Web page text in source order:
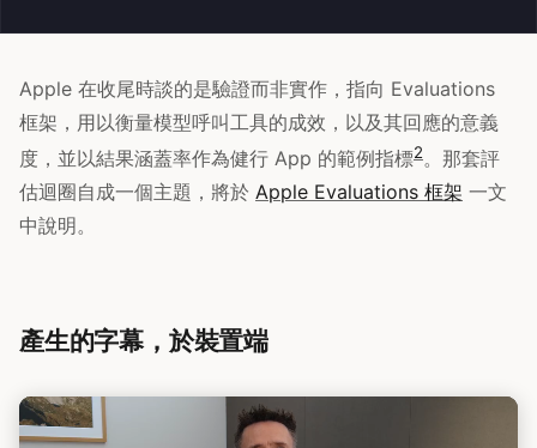
Apple 在收尾時談的是驗證而非實作，指向 Evaluations
框架，用以衡量模型呼叫工具的成效，以及其回應的意義
度，並以結果涵蓋率作為健行 App 的範例指標2。那套評
估迴圈自成一個主題，將於 Apple Evaluations 框架 一文
中說明。
產生的字幕，於裝置端